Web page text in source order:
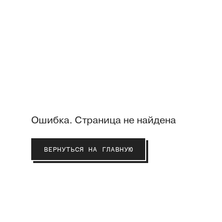
Ошибка. Страница не найдена
ВЕРНУТЬСЯ НА ГЛАВНУЮ